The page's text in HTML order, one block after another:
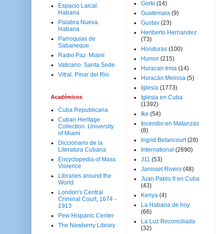
Espacio Laical.
Habana
Palabra Nueva.
Habana
Parroquias de
Sabaneque
Radio Paz. Miami
Vaticano. Santa Sede
Vitral. Pinar del Rio
Académicos
Cuba Republicana
Cuban Heritage
Collection. University
of Miami
Diccionario de la
Literatura Cubana
Encyclopedia of Mass
Violence
Libraries around the
World
London's Central
Criminal Court, 1674 -
1913
Pew Hispanic Center
The Newberry Library
Gorki (14)
Guatemala (9)
Gustav (23)
Heriberto Hernandez
(73)
Honduras (100)
Humor (215)
Huracan Irma (14)
Huracán Melissa (5)
Iglesia (1773)
Iglesia en Cuba
(1392)
Ike (54)
Incendio en Matanzas
(8)
Ingrid Betancourt (28)
International (2690)
J11 (53)
Janisset Rivero (48)
Juan Pablo II en Cuba
(43)
Kenya (4)
La Habana de hoy
(66)
La Luz Reconciliada
(32)